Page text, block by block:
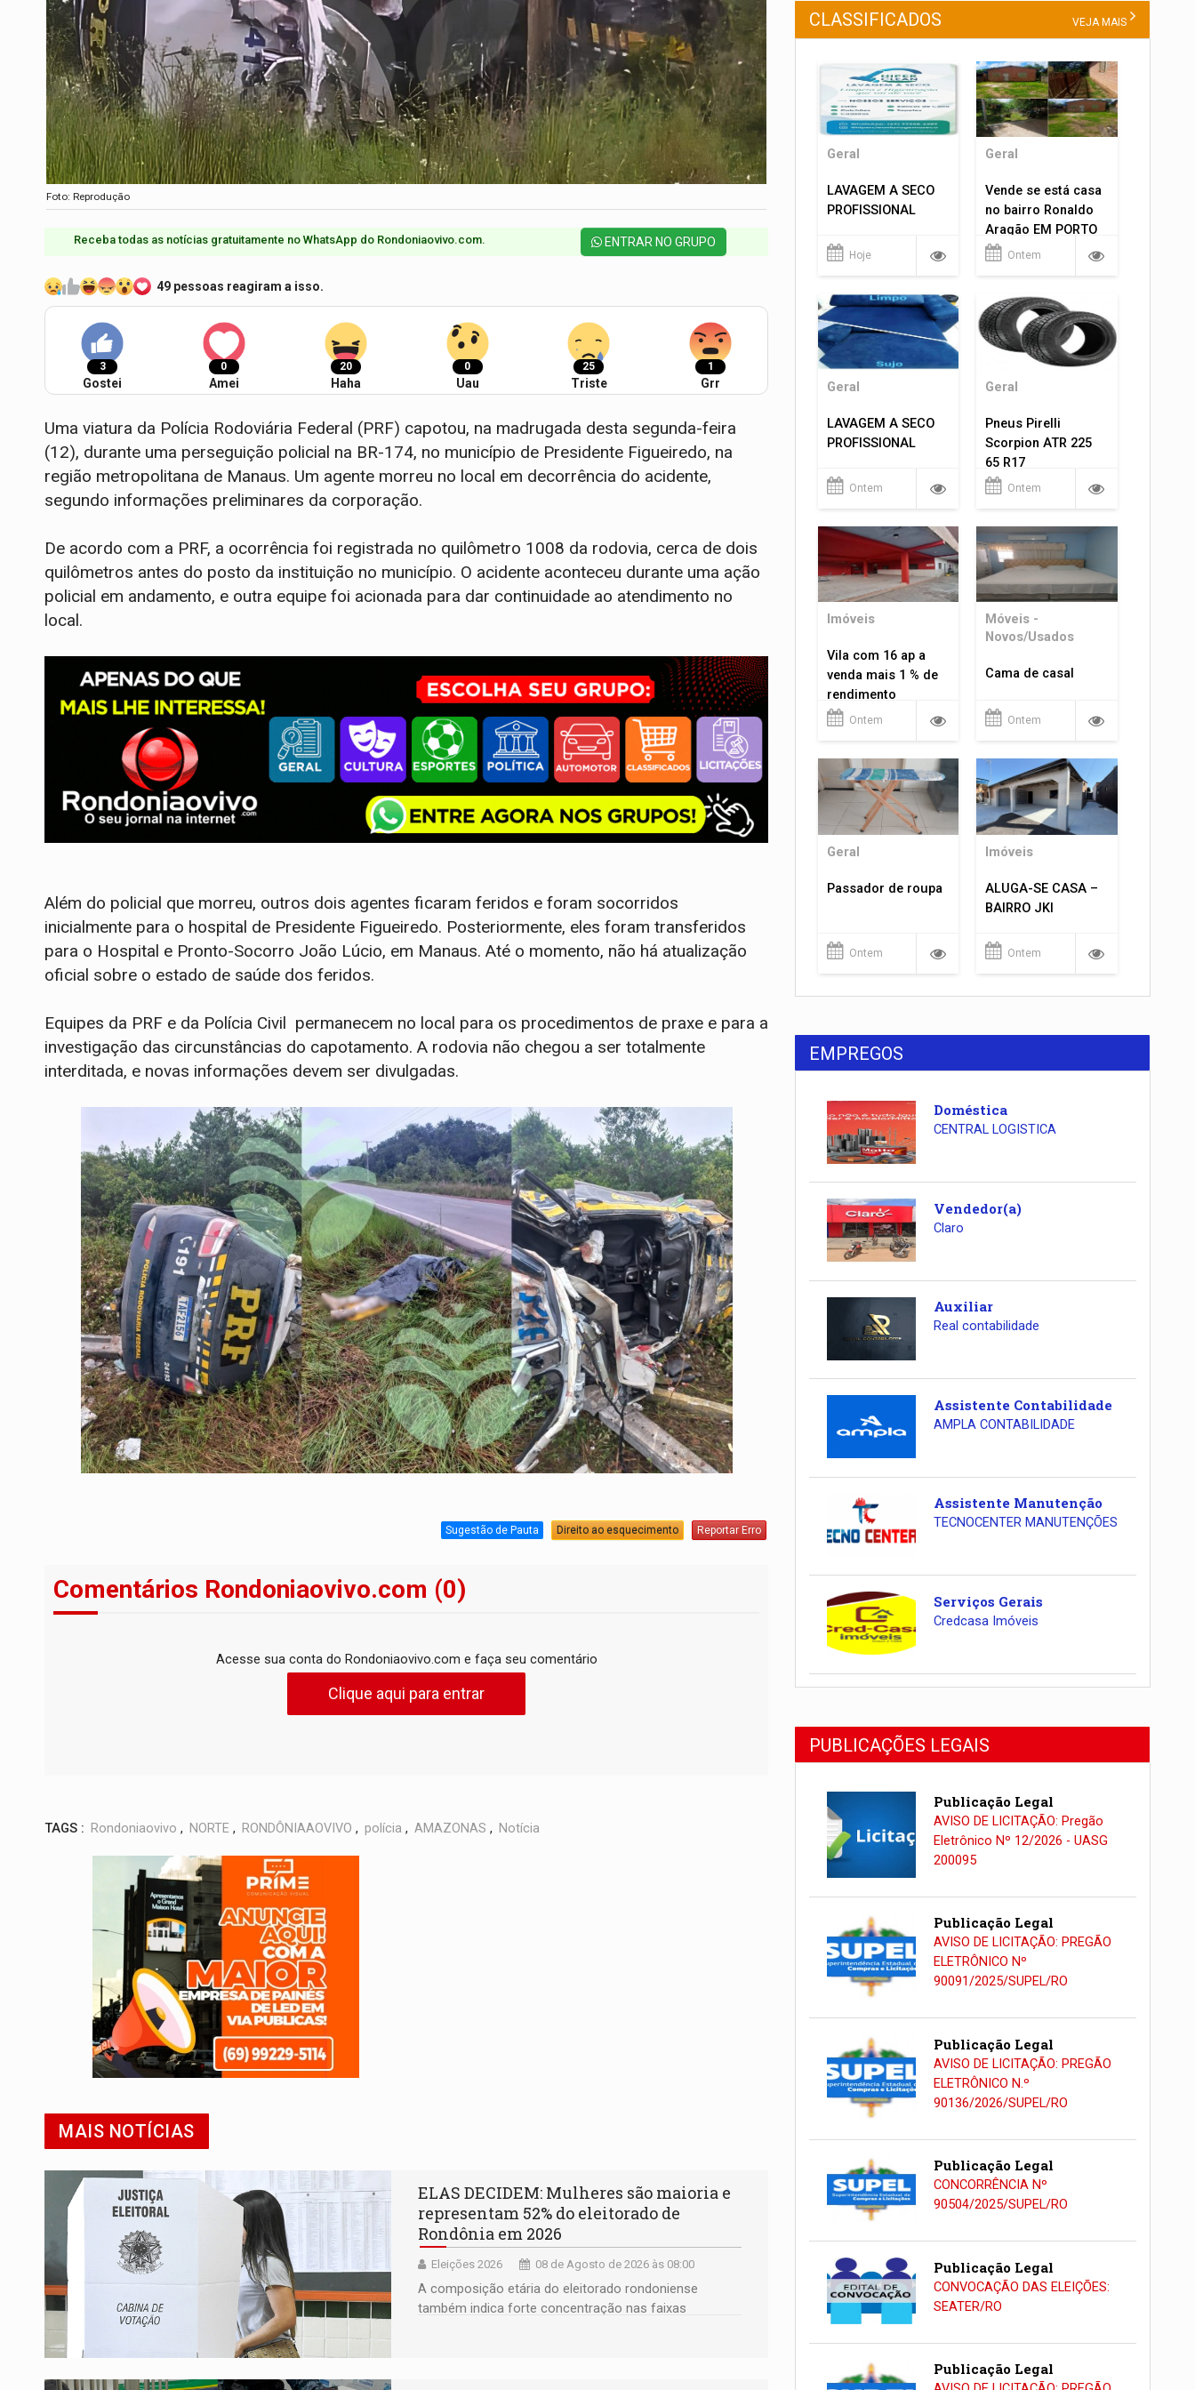
Foto: Reprodução
Receba todas as notícias gratuitamente no WhatsApp do Rondoniaovivo.com.​ ENTRAR NO GRUPO
49 pessoas reagiram a isso.
3
Gostei
0
Amei
20
Haha
0
Uau
25
Triste
1
Grr
Uma viatura da Polícia Rodoviária Federal (PRF) capotou, na madrugada desta segunda-feira
(12), durante uma perseguição policial na BR-174, no município de Presidente Figueiredo, na
região metropolitana de Manaus. Um agente morreu no local em decorrência do acidente,
segundo informações preliminares da corporação.
De acordo com a PRF, a ocorrência foi registrada no quilômetro 1008 da rodovia, cerca de dois
quilômetros antes do posto da instituição no município. O acidente aconteceu durante uma ação
policial em andamento, e outra equipe foi acionada para dar continuidade ao atendimento no
local.
Além do policial que morreu, outros dois agentes ficaram feridos e foram socorridos
inicialmente para o hospital de Presidente Figueiredo. Posteriormente, eles foram transferidos
para o Hospital e Pronto-Socorro João Lúcio, em Manaus. Até o momento, não há atualização
oficial sobre o estado de saúde dos feridos.
Equipes da PRF e da Polícia Civil permanecem no local para os procedimentos de praxe e para a
investigação das circunstâncias do capotamento. A rodovia não chegou a ser totalmente
interditada, e novas informações devem ser divulgadas.
Sugestão de Pauta Direito ao esquecimento Reportar Erro
Comentários Rondoniaovivo.com (0)
Acesse sua conta do Rondoniaovivo.com e faça seu comentário
Clique aqui para entrar
TAGS : Rondoniaovivo , NORTE , RONDÔNIAAOVIVO , polícia , AMAZONAS , Notícia
MAIS NOTÍCIAS
ELAS DECIDEM: Mulheres são maioria e
representam 52% do eleitorado de
Rondônia em 2026
Eleições 2026 08 de Agosto de 2026 às 08:00
A composição etária do eleitorado rondoniense
também indica forte concentração nas faixas
CLASSIFICADOS VEJA MAIS
Geral
LAVAGEM A SECO
PROFISSIONAL
Hoje
Geral
Vende se está casa
no bairro Ronaldo
Aragão EM PORTO
VELHO RO.
Ontem
Geral
LAVAGEM A SECO
PROFISSIONAL
Ontem
Geral
Pneus Pirelli
Scorpion ATR 225
65 R17
Ontem
Imóveis
Vila com 16 ap a
venda mais 1 % de
rendimento
Ontem
Móveis -
Novos/Usados
Cama de casal
Ontem
Geral
Passador de roupa
Ontem
Imóveis
ALUGA-SE CASA –
BAIRRO JKI
Ontem
EMPREGOS
Doméstica
CENTRAL LOGISTICA
Vendedor(a)
Claro
Auxiliar
Real contabilidade
Assistente Contabilidade
AMPLA CONTABILIDADE
Assistente Manutenção
TECNOCENTER MANUTENÇÕES
Serviços Gerais
Credcasa Imóveis
PUBLICAÇÕES LEGAIS
Publicação Legal
AVISO DE LICITAÇÃO: Pregão
Eletrônico Nº 12/2026 - UASG
200095
Publicação Legal
AVISO DE LICITAÇÃO: PREGÃO
ELETRÔNICO Nº
90091/2025/SUPEL/RO
Publicação Legal
AVISO DE LICITAÇÃO: PREGÃO
ELETRÔNICO N.º
90136/2026/SUPEL/RO
Publicação Legal
CONCORRÊNCIA Nº
90504/2025/SUPEL/RO
Publicação Legal
CONVOCAÇÃO DAS ELEIÇÕES:
SEATER/RO
Publicação Legal